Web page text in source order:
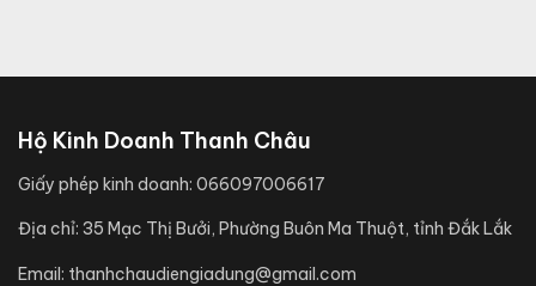
Hộ Kinh Doanh Thanh Châu
Giấy phép kinh doanh: 066097006617
Địa chỉ: 35 Mạc Thị Bưởi, Phường Buôn Ma Thuột, tỉnh Đắk Lắk
Email: thanhchaudiengiadung@gmail.com